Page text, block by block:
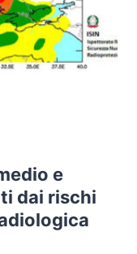
e
dai rischi